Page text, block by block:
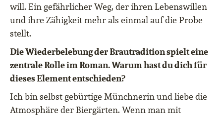
will. Ein gefährlicher Weg, der ihren Lebenswillen
und ihre Zähigkeit mehr als einmal auf die Probe
stellt.
Die Wiederbelebung der Brautradition spielt eine
zentrale Rolle im Roman. Warum hast du dich für
dieses Element entschieden?
Ich bin selbst gebürtige Münchnerin und liebe die
Atmosphäre der Biergärten. Wenn man mit